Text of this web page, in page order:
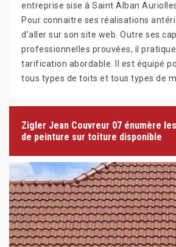
entreprise sise à Saint Alban
Pour connaitre ses réalisations
d’aller sur son site web. Outre ses
professionnelles prouvées, il
tarification abordable. Il est équipé
tous types de toits et tous types de
Zigler Jean Couvreur 07 énumère
de peinture sur toiture disponible